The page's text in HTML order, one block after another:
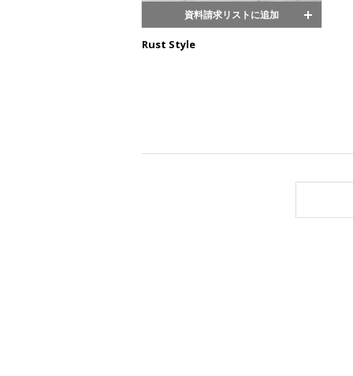
資料請求リストに追加
Rust Style